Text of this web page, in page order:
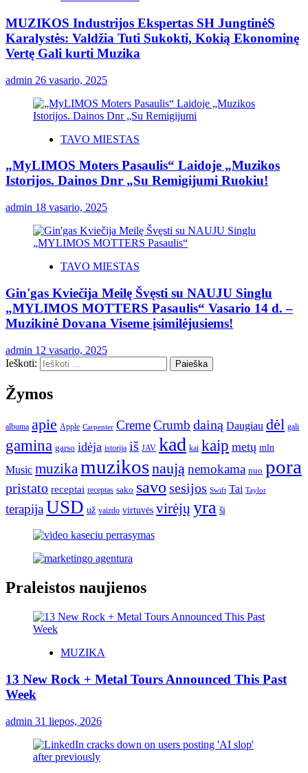
MUZIKOS Industrijos Ekspertas SH JungtinėS
Karalystės: Valdžia Tuti Sukokti, Kokią Ekonominę
Vertę Gali kurti Muzika
admin 26 vasario, 2025
TAVO MIESTAS
„MyLIMOS Moters Pasaulis“ Laidoje „Muzikos
Istorijos. Dainos Dnr „Su Remigijumi Ruokiu!
admin 18 vasario, 2025
TAVO MIESTAS
Gin'gas Kviečija Meilę Švęsti su NAUJU Singlu
„MYLIMOS MOTTERS Pasaulis“ Vasario 14 d. –
Muzikinė Dovana Viseme įsimilėjusiems!
admin 12 vasario, 2025
Ieškoti:
Žymos
albumą apie Apple Carpenter CremeCrumb dainą Daugiau dėl gali
gamina garso idėja istorija iš JAV kad kai kaip metų mln
Music muzikamuzikosnaująnemokama nuo pora
pristato receptai receptas sako savo sesijos Swift Tai Taylor
terapijaUSD už vaizdo virtuvės virėjų yra šį
Praleistos naujienos
MUZIKA
13 New Rock + Metal Tours Announced This Past
Week
admin 31 liepos, 2026